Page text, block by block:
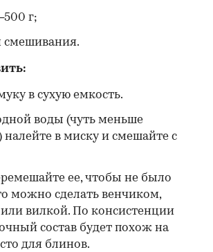
г;
смешивания.
в сухую емкость.
воды (чуть меньше
в миску и смешайте с
ее, чтобы не было
можно сделать венчиком,
вилкой. По консистенции
состав будет похож на
для блинов.